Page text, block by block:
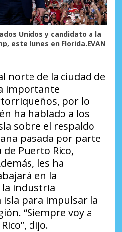
Unidos y candidato a la
este lunes en Florida.EVAN
norte de la ciudad de
importante
por lo
ha hablado a los
sobre el respaldo
pasada por parte
Puerto Rico,
les ha
en la
la industria
isla para impulsar la
“Siempre voy a
dijo.